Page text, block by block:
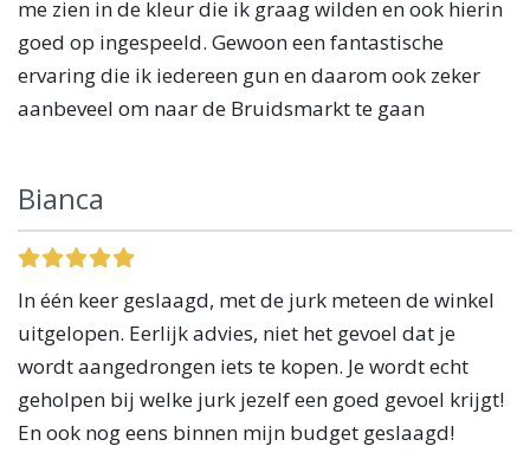
me zien in de kleur die ik graag wilden en ook hierin
goed op ingespeeld. Gewoon een fantastische
ervaring die ik iedereen gun en daarom ook zeker
aanbeveel om naar de Bruidsmarkt te gaan
Bianca
In één keer geslaagd, met de jurk meteen de winkel
uitgelopen. Eerlijk advies, niet het gevoel dat je
wordt aangedrongen iets te kopen. Je wordt echt
geholpen bij welke jurk jezelf een goed gevoel krijgt!
En ook nog eens binnen mijn budget geslaagd!